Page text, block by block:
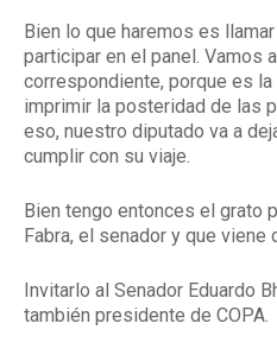
Bien lo que haremos es
participar en el panel. Vamos
correspondiente, porque es
imprimir la posteridad de las
eso, nuestro diputado va a
cumplir con su viaje.
Bien tengo entonces el grato
Fabra, el senador y que viene
Invitarlo al Senador Eduardo
también presidente de COPA.